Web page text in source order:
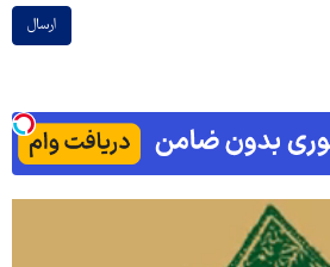
ارسال